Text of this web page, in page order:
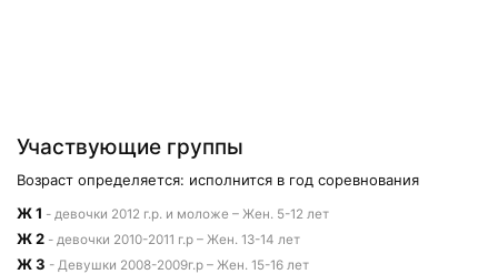
Участвующие группы
Возраст определяется: исполнится в год соревнования
Ж 1 - девочки 2012 г.р. и моложе – Жен. 5-12 лет
Ж 2 - девочки 2010-2011 г.р – Жен. 13-14 лет
Ж 3 - Девушки 2008-2009г.р – Жен. 15-16 лет